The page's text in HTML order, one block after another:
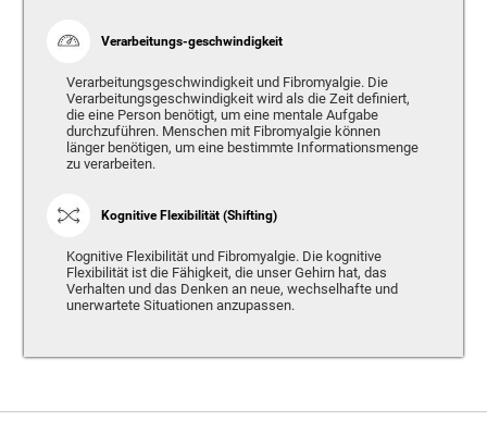
Verarbeitungs-geschwindigkeit
Verarbeitungsgeschwindigkeit und Fibromyalgie. Die
Verarbeitungsgeschwindigkeit wird als die Zeit definiert,
die eine Person benötigt, um eine mentale Aufgabe
durchzuführen. Menschen mit Fibromyalgie können
länger benötigen, um eine bestimmte Informationsmenge
zu verarbeiten.
Kognitive Flexibilität (Shifting)
Kognitive Flexibilität und Fibromyalgie. Die kognitive
Flexibilität ist die Fähigkeit, die unser Gehirn hat, das
Verhalten und das Denken an neue, wechselhafte und
unerwartete Situationen anzupassen.